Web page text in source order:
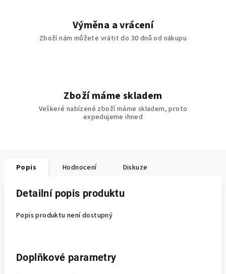
Výměna a vrácení
Zboží nám můžete vrátit do 30 dnů od nákupu
Zboží máme skladem
Veškeré nabízené zboží máme skladem, proto
expedujeme ihned
Popis Hodnocení Diskuze
Detailní popis produktu
Popis produktu není dostupný
Doplňkové parametry